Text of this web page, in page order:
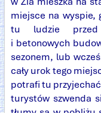
miejsce na wyspie,
tu ludzie przed
i betonowych
sezonem, lub
cały urok tego
potrafi tu
turystów szwenda